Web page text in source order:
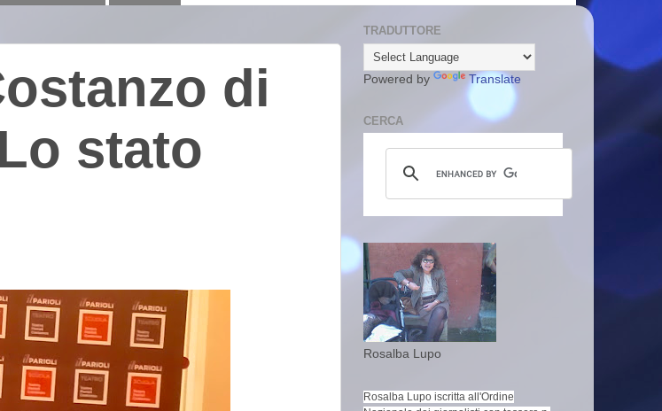
di
stato
TRADUTTORE
Powered by Translate
CERCA
Rosalba Lupo
Rosalba Lupo iscritta all'Ordine